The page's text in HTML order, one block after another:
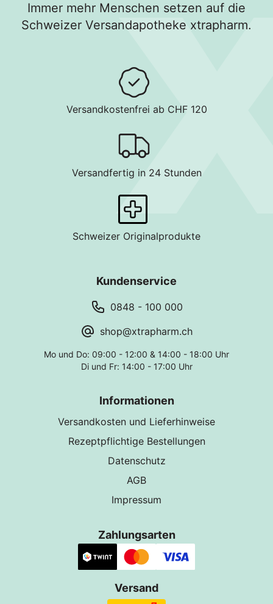
Immer mehr Menschen setzen auf die
Schweizer Versandapotheke xtrapharm.
Versandkostenfrei ab CHF 120
Versandfertig in 24 Stunden
Schweizer Originalprodukte
Kundenservice
0848 - 100 000
shop@xtrapharm.ch
Mo und Do: 09:00 - 12:00 & 14:00 - 18:00 Uhr
Di und Fr: 14:00 - 17:00 Uhr
Informationen
Versandkosten und Lieferhinweise
Rezeptpflichtige Bestellungen
Datenschutz
AGB
Impressum
Zahlungsarten
Versand